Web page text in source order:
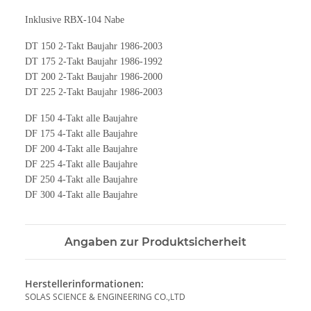
Inklusive RBX-104 Nabe
DT 150 2-Takt Baujahr 1986-2003
DT 175 2-Takt Baujahr 1986-1992
DT 200 2-Takt Baujahr 1986-2000
DT 225 2-Takt Baujahr 1986-2003
DF 150 4-Takt alle Baujahre
DF 175 4-Takt alle Baujahre
DF 200 4-Takt alle Baujahre
DF 225 4-Takt alle Baujahre
DF 250 4-Takt alle Baujahre
DF 300 4-Takt alle Baujahre
Angaben zur Produktsicherheit
Herstellerinformationen:
SOLAS SCIENCE & ENGINEERING CO.,LTD